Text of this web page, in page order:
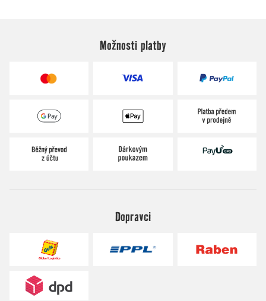
Možnosti platby
Dopravci